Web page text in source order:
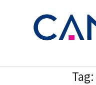
Tag: